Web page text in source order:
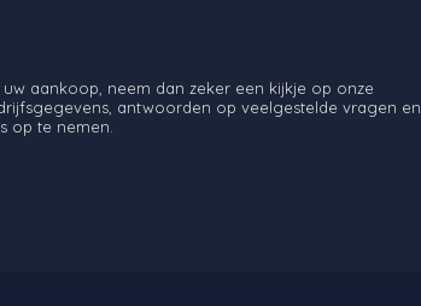
aankoop, neem dan zeker een kijkje op onze
antwoorden op veelgestelde vragen en
op te nemen.